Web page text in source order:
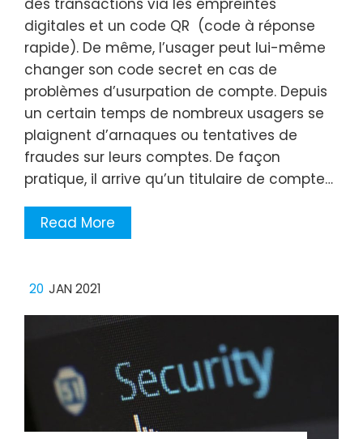
digitales et un code QR (code à réponse
rapide). De même, l’usager peut lui-même
changer son code secret en cas de
problèmes d’usurpation de compte. Depuis
un certain temps de nombreux usagers se
plaignent d’arnaques ou tentatives de
fraudes sur leurs comptes. De façon
pratique, il arrive qu’un titulaire de compte…
Read More
20 JAN 2021